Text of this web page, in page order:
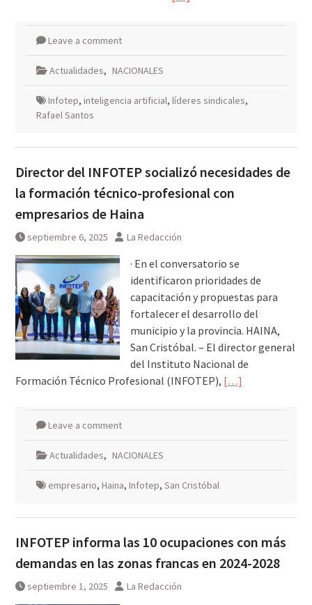
Leave a comment
Actualidades, NACIONALES
Infotep, inteligencia artificial, líderes sindicales,
Rafael Santos
Director del INFOTEP socializó necesidades de
la formación técnico-profesional con
empresarios de Haina
septiembre 6, 2025 La Redacción
· En el conversatorio se
identificaron prioridades de
capacitación y propuestas para
fortalecer el desarrollo del
municipio y la provincia. HAINA,
San Cristóbal. – El director general
del Instituto Nacional de
Formación Técnico Profesional (INFOTEP), […]
Leave a comment
Actualidades, NACIONALES
empresario, Haina, Infotep, San Cristóbal
INFOTEP informa las 10 ocupaciones con más
demandas en las zonas francas en 2024-2028
septiembre 1, 2025 La Redacción